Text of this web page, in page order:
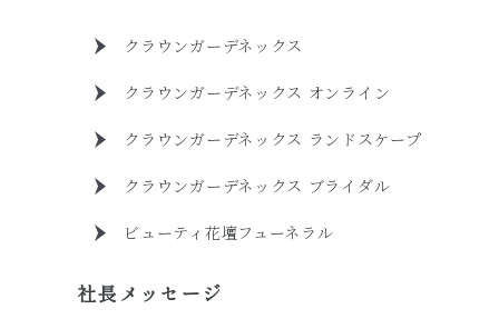
クラウンガーデネックス
クラウンガーデネックス オンライン
クラウンガーデネックス ランドスケープ
クラウンガーデネックス ブライダル
ビューティ花壇フューネラル
社長メッセージ